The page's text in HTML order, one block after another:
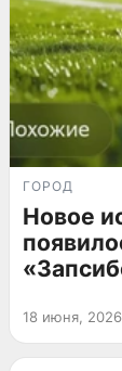
ГОРОД
Новое
18 июня,